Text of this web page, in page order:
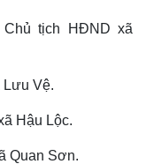
tịch HĐND xã
Vệ.
Hậu Lộc.
Quan Sơn.